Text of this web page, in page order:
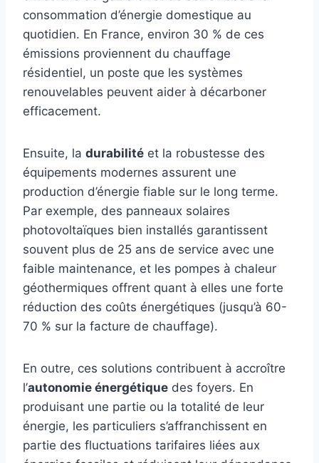
consommation d’énergie domestique au
quotidien. En France, environ 30 % de ces
émissions proviennent du chauffage
résidentiel, un poste que les systèmes
renouvelables peuvent aider à décarboner
efficacement.
Ensuite, la durabilité et la robustesse des
équipements modernes assurent une
production d’énergie fiable sur le long terme.
Par exemple, des panneaux solaires
photovoltaïques bien installés garantissent
souvent plus de 25 ans de service avec une
faible maintenance, et les pompes à chaleur
géothermiques offrent quant à elles une forte
réduction des coûts énergétiques (jusqu’à 60-
70 % sur la facture de chauffage).
En outre, ces solutions contribuent à accroître
l’autonomie énergétique des foyers. En
produisant une partie ou la totalité de leur
énergie, les particuliers s’affranchissent en
partie des fluctuations tarifaires liées aux